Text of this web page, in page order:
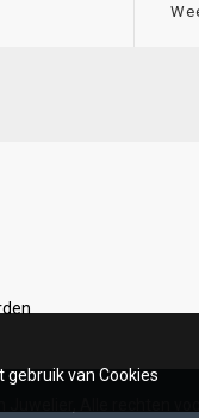
Alle rechten
van Cookies